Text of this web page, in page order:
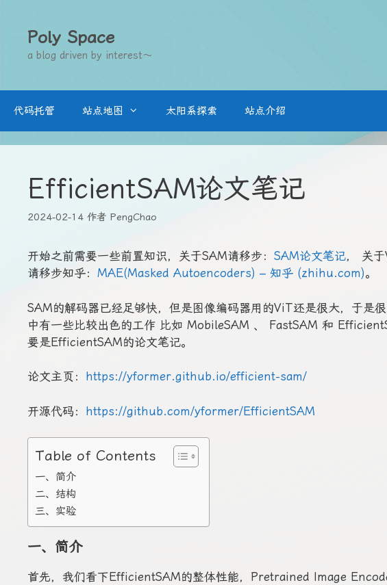
Poly Space
a blog driven by interest～
代码托管 站点地图 太阳系探索 站点介绍
EfficientSAM论文笔记
2024-02-14 作者 PengChao
开始之前需要一些前置知识，关于SAM请移步： SAM论文笔记， 关于
请移步知乎： MAE(Masked Autoencoders) – 知乎 (zhihu.com)。
SAM的解码器已经足够快，但是图像编码器用的ViT还是很大，于是
中有一些比较出色的工作 比如 MobileSAM 、 FastSAM 和
要是EfficientSAM的论文笔记。
论文主页： https://yformer.github.io/efficient-sam/
开源代码： https://github.com/yformer/EfficientSAM
Table of Contents
一、简介
二、结构
三、实验
一、简介
首先，我们看下EfficientSAM的整体性能，Pretrained Image